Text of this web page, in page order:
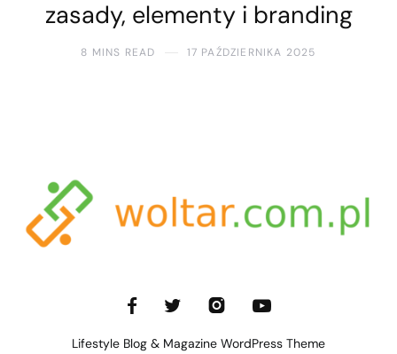
zasady, elementy i branding
8 MINS READ 17 PAŹDZIERNIKA 2025
Lifestyle Blog & Magazine WordPress Theme